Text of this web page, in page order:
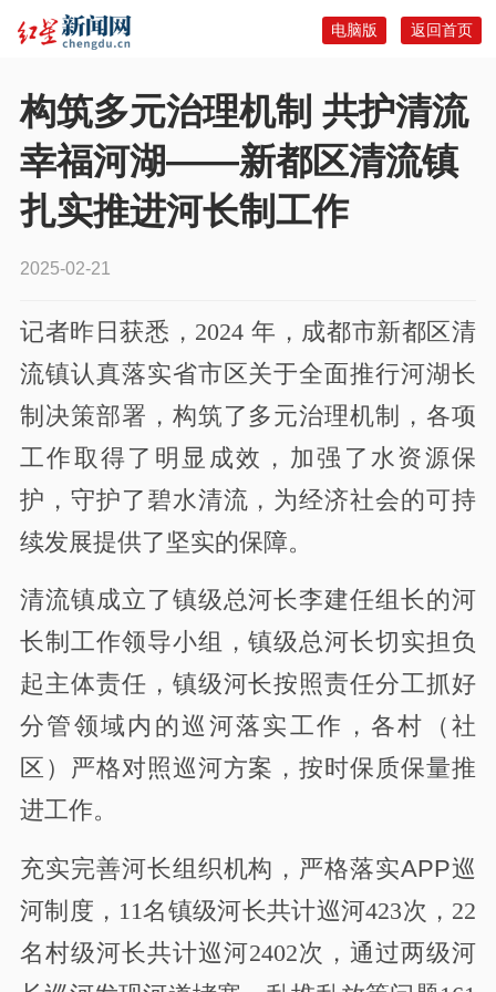
返回首页
电脑版
构筑多元治理机制 共护清流
幸福河湖——新都区清流镇
扎实推进河长制工作
2025-02-21
记者昨日获悉， 2024年，成都市新都区清
流镇认真落实省市 区 关于全面推行河湖长
制决策部署， 构筑了多元治理机制，各项
工作取得了 明显 成效 ，加强了水资源保
护，守护了碧水清流，为经济社会的可持
续发展提供了坚实的保障。
清流镇成立了镇级总河长李建任组长的河
长制工作领导小组，镇级总河长切实担负
起主体责任， 镇级河长按照责任分工抓好
分管领域内的巡河落实工作，各村（社
区）严格对照巡河方案，按时保质保量推
进工作。
充实完善河长组织机构 ， 严格落实APP巡
河制度 ， 11名镇级河长共计巡河423次， 22
名村级河长共计巡河2402次，通过两级河